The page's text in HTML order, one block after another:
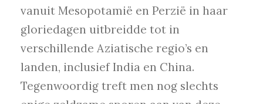
vanuit Mesopotamië en Perzië in haar
gloriedagen uitbreidde tot in
verschillende Aziatische regio’s en
landen, inclusief India en China.
Tegenwoordig treft men nog slechts